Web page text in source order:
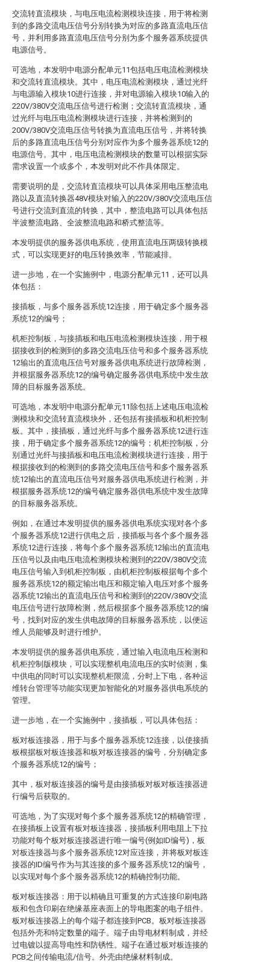
交流转直流模块，与电压电流检测模块连接，用于将检测
到的多路交流电压信号分别转换为对应的多路直流电压信
号，并利用多路直流电压信号分别为多个服务器系统提供
电源信号。
可选地，本发明中电源分配单元11包括电压电流检测模块
和交流转直流模块。其中，电压电流检测模块，通过光纤
与电源输入模块10进行连接，并对电源输入模块10输入的
220V/380V交流电压信号进行检测；交流转直流模块，通
过光纤与电压电流检测模块进行连接，并将检测到的
200V/380V交流电压信号转换为直流电压信号，并将转换
后的多路直流电压信号分别对应作为多个服务器系统12的
电源信号。其中，电压电流检测模块的数量可以根据实际
需求设置一个或多个，本发明对此不作具体限定。
需要说明的是，交流转直流模块可以具体采用电压整流电
路以及直流转换器48V模块对输入的220V/380V交流电压信
号进行交流到直流的转换，其中，整流电路可以具体包括
半波整流电路、全波整流电路和桥式整流等。
本发明提供的服务器供电系统，使用直流电压两级转换模
式，可以实现更好的电压转换效率，节能减排。
进一步地，在一个实施例中，电源分配单元11，还可以具
体包括：
接插板，与多个服务器系统12连接，用于确定多个服务器
系统12的编号；
机柜控制板，与接插板和电压电流检测模块连接，用于根
据接收到的检测到的多路交流电压信号和多个服务器系统
12输出的直流电压信号对服务器供电系统进行故障检测，
并根据服务器系统12的编号确定服务器供电系统中发生故
障的目标服务器系统。
可选地，本发明中电源分配单元11除包括上述电压电流检
测模块和交流转直流模块外，还包括有接插板和机柜控制
板。其中，接插板，通过光纤与多个服务器系统12进行连
接，用于确定多个服务器系统12的编号；机柜控制板，分
别通过光纤与接插板和电压电流检测模块进行连接，用于
根据接收到的检测到的多路交流电压信号和多个服务器系
统12输出的直流电压信号对服务器供电系统进行检测，并
根据服务器系统12的编号确定服务器供电系统中发生故障
的目标服务器系统。
例如，在通过本发明提供的服务器供电系统实现对各个多
个服务器系统12进行供电之后，接插板与各个多个服务器
系统12进行连接，将每个多个服务器系统12输出的直流电
压信号以及由电压电流检测模块检测到的220V/380V交流
电压信号输入到机柜控制板，由机柜控制板根据每个多个
服务器系统12的额定输出电压和额定输入电压对多个服务
器系统12输出的直流电压信号和检测到的220V/380V交流
电压信号进行故障检测，然后根据多个服务器系统12的编
号，找到对应的发生供电故障的目标服务器系统，以便运
维人员能够及时进行维护。
本发明提供的服务器供电系统，通过输入电流电压检测和
机柜控制版模块，可以实现整机电流电压的实时侦测，集
中供电的同时可以实现整机柜限流，分时上下电，各种运
维转台管理等功能实现更加智能化的对服务器供电系统的
管理。
进一步地，在一个实施例中，接插板，可以具体包括：
板对板连接器，用于与多个服务器系统12连接，以使接插
板根据板对板连接器和板对板连接器的编号，分别确定多
个服务器系统12的编号；
其中，板对板连接器的编号是由接插板对板对板连接器进
行编号后获取的。
可选地，为了实现对每个多个服务器系统12的精确管理，
在接插板上设置有板对板连接器，接插板利用电阻上下拉
功能对每个板对板连接器进行唯一编号(例如ID编号)，板
对板连接器与多个服务器系统12对应连接，并将板对板连
接器的ID编号作为与其连接的多个服务器系统12的编号，
以实现对每个多个服务器系统12的精确控制功能。
板对板连接器：用于以精确且可重复的方式连接印刷电路
板和包含印刷在绝缘基座表面上的导电图案的电子组件。
板对板连接器上的每个端子都连接到PCB。板对板连接器
包括外壳和特定数量的端子。端子由导电材料制成，并经
过电镀以提高导电性和防锈性。端子在通过板对板连接的
PCB之间传输电流/信号。外壳由绝缘材料制成。